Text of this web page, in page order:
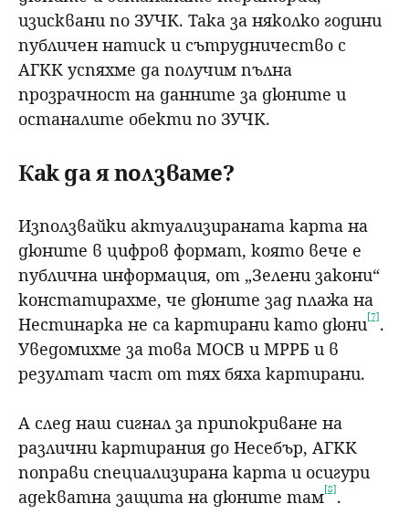
изисквани по ЗУЧК. Така за няколко години
публичен натиск и сътрудничество с
АГКК успяхме да получим пълна
прозрачност на данните за дюните и
останалите обекти по ЗУЧК.
Как да я ползваме?
Използвайки актуализираната карта на
дюните в цифров формат, която вече е
публична информация, от „Зелени закони“
констатирахме, че дюните зад плажа на
Нестинарка не са картирани като дюни[7].
Уведомихме за това МОСВ и МРРБ и в
резултат част от тях бяха картирани.
А след наш сигнал за припокриване на
различни картирания до Несебър, АГКК
поправи специализирана карта и осигури
адекватна защита на дюните там[8].